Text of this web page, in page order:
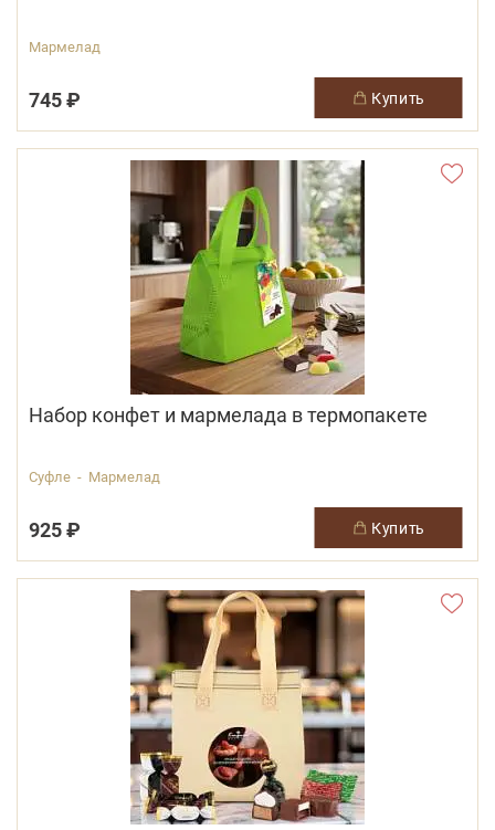
Мармелад
745 ₽ купить
Набор конфет и мармелада в термопакете
Суфле - Мармелад
925 ₽ купить